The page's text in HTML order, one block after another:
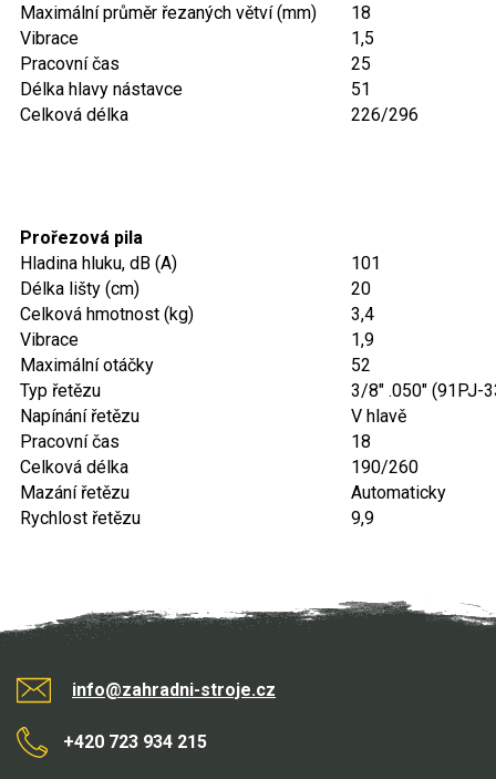
Štípačka na dřevo
VARI
Sněhové frézy
Vertikutátory
Kultivátory
Nůžky na živý plot
Vysavače a foukače
Elektrocentrály
Štěpkovače a drtiče
Elektrické tříkolky
Elektrické tříkolky pro seniory
Maximální průměr řezaných větví (mm)
18
Vibrace
1,5
Pracovní čas
25
Délka hlavy nástavce
51
Celková délka
226/296
Prořezová pila
Hladina hluku, dB (A)
101
Délka lišty (cm)
20
Celková hmotnost (kg)
3,4
Vibrace
1,9
Maximální otáčky
52
Typ řetězu
3/8" .050" (91PJ-
Napínání řetězu
V hlavě
Pracovní čas
18
Celková délka
190/260
Mazání řetězu
Automaticky
Rychlost řetězu
9,9
info@zahradni-stroje.cz
+420 723 934 215